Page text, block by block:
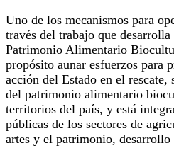
Uno de los mecanismos para
través del trabajo que
Patrimonio Alimentario
propósito aunar esfuerzos para
acción del Estado en el
del patrimonio alimentario
territorios del país, y está
públicas de los sectores de
artes y el patrimonio,